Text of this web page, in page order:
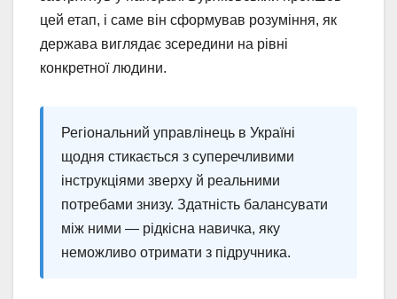
цей етап, і саме він сформував розуміння, як
держава виглядає зсередини на рівні
конкретної людини.
Регіональний управлінець в Україні
щодня стикається з суперечливими
інструкціями зверху й реальними
потребами знизу. Здатність балансувати
між ними — рідкісна навичка, яку
неможливо отримати з підручника.